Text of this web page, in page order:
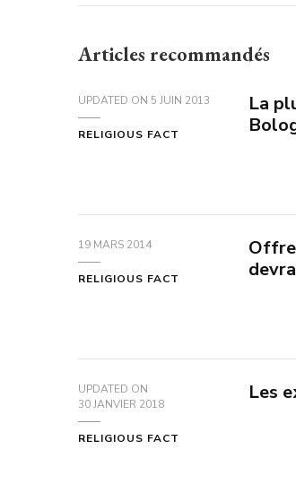
Articles recommandés
UPDATED ON 5 JUIN 2013
RELIGIOUS FACT
La
19 MARS 2014
RELIGIOUS FACT
UPDATED ON
30 JANVIER 2018
RELIGIOUS FACT
Les